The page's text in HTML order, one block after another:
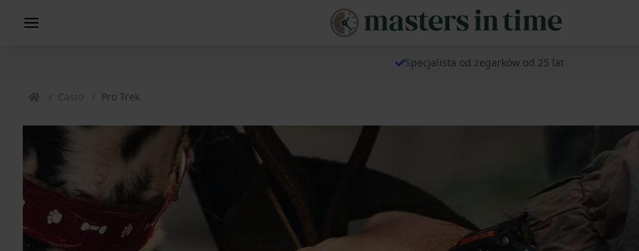
Specjalista od zegarków od 25 lat
Casio Pro Trek